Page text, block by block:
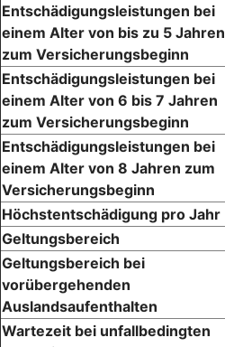
Entschädigungsleistungen bei
einem Alter von bis zu 5 Jahren
zum Versicherungsbeginn
Entschädigungsleistungen bei
einem Alter von 6 bis 7 Jahren
zum Versicherungsbeginn
Entschädigungsleistungen bei
einem Alter von 8 Jahren zum
Versicherungsbeginn
Höchstentschädigung pro Jahr
Geltungsbereich
Geltungsbereich bei
vorübergehenden
Auslandsaufenthalten
Wartezeit bei unfallbedingten